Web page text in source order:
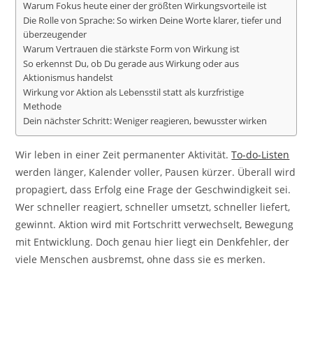
Warum Fokus heute einer der größten Wirkungsvorteile ist
Die Rolle von Sprache: So wirken Deine Worte klarer, tiefer und
überzeugender
Warum Vertrauen die stärkste Form von Wirkung ist
So erkennst Du, ob Du gerade aus Wirkung oder aus
Aktionismus handelst
Wirkung vor Aktion als Lebensstil statt als kurzfristige
Methode
Dein nächster Schritt: Weniger reagieren, bewusster wirken
Wir leben in einer Zeit permanenter Aktivität.To-do-Listen
werden länger, Kalender voller, Pausen kürzer. Überall wird
propagiert, dass Erfolg eine Frage der Geschwindigkeit sei.
Wer schneller reagiert, schneller umsetzt, schneller liefert,
gewinnt. Aktion wird mit Fortschritt verwechselt, Bewegung
mit Entwicklung. Doch genau hier liegt ein Denkfehler, der
viele Menschen ausbremst, ohne dass sie es merken.